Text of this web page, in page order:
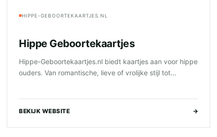
HIPPE-GEBOORTEKAARTJES.NL
Hippe Geboortekaartjes
Hippe-Geboortekaartjes.nl biedt kaartjes aan voor hippe
ouders. Van romantische, lieve of vrolijke stijl tot...
BEKIJK WEBSITE →